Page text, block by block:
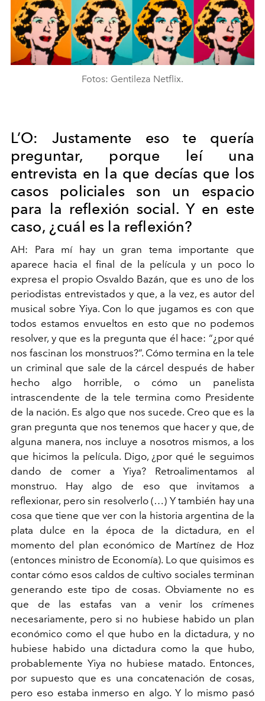
Fotos: Gentileza Netflix.
L’O: Justamente eso te quería
preguntar, porque leí una
entrevista en la que decías que los
casos policiales son un espacio
para la reflexión social. Y en este
caso, ¿cuál es la reflexión?
AH: Para mí hay un gran tema importante que
aparece hacia el final de la película y un poco lo
expresa el propio Osvaldo Bazán, que es uno de los
periodistas entrevistados y que, a la vez, es autor del
musical sobre Yiya. Con lo que jugamos es con que
todos estamos envueltos en esto que no podemos
resolver, y que es la pregunta que él hace: “¿por qué
nos fascinan los monstruos?”. Cómo termina en la tele
un criminal que sale de la cárcel después de haber
hecho algo horrible,
o cómo un panelista
intrascendente de la tele termina como Presidente
de la nación. Es algo que nos sucede. Creo que es la
gran pregunta que nos tenemos que hacer y que, de
alguna manera, nos incluye a nosotros mismos, a los
que hicimos la película. Digo, ¿por qué le seguimos
dando de comer a Yiya?
Retroalimentamos al
monstruo. Hay algo de eso que invitamos
a
reflexionar, pero sin resolverlo (…) Y también hay una
cosa que tiene que ver con la historia argentina de la
plata dulce en
la época de la dictadura, en el
momento del plan económico de Martínez de Hoz
(entonces ministro de Economía). Lo que quisimos es
contar cómo esos caldos de cultivo sociales terminan
generando este tipo de cosas. Obviamente no es
que
de las estafas van a venir los crímenes
necesariamente, pero si no hubiese habido un plan
económico como el que hubo en la dictadura, y no
hubiese habido una dictadura como la que hubo,
probablemente Yiya no hubiese matado. Entonces,
por supuesto que es una concatenación de cosas,
pero eso estaba inmerso en algo. Y lo mismo pasó